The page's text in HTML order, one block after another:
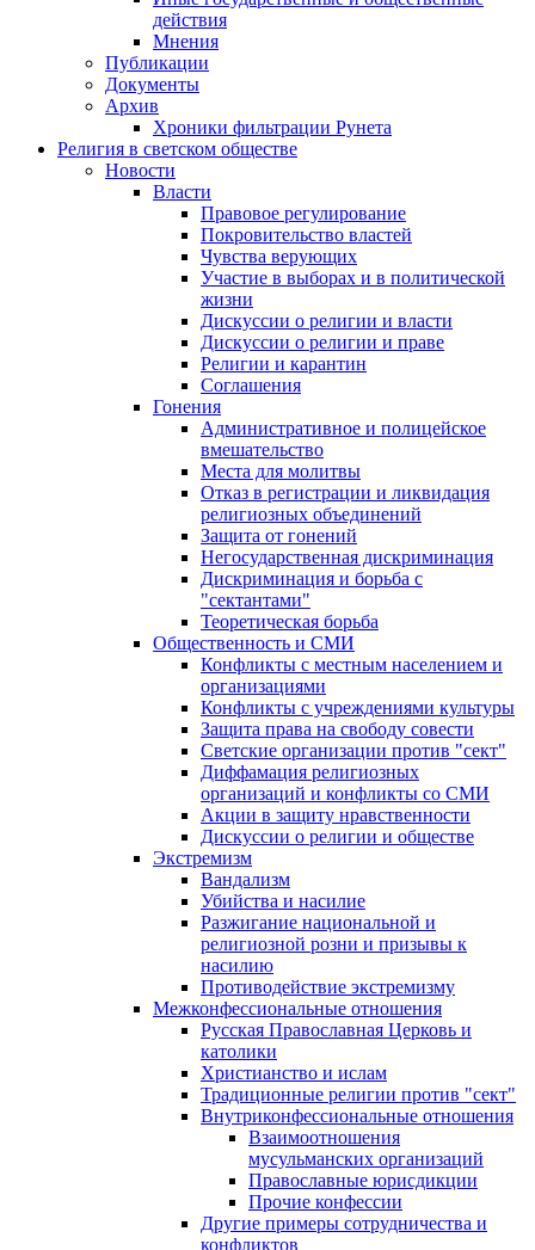
действия
Мнения
Публикации
Документы
Архив
Хроники фильтрации Рунета
Религия в светском обществе
Новости
Власти
Правовое регулирование
Покровительство властей
Чувства верующих
Участие в выборах и в политической
жизни
Дискуссии о религии и власти
Дискуссии о религии и праве
Религии и карантин
Соглашения
Гонения
Административное и полицейское
вмешательство
Места для молитвы
Отказ в регистрации и ликвидация
религиозных объединений
Защита от гонений
Негосударственная дискриминация
Дискриминация и борьба с
"сектантами"
Теоретическая борьба
Общественность и СМИ
Конфликты с местным населением и
организациями
Конфликты с учреждениями культуры
Защита права на свободу совести
Светские организации против "сект"
Диффамация религиозных
организаций и конфликты со СМИ
Акции в защиту нравственности
Дискуссии о религии и обществе
Экстремизм
Вандализм
Убийства и насилие
Разжигание национальной и
религиозной розни и призывы к
насилию
Противодействие экстремизму
Межконфессиональные отношения
Русская Православная Церковь и
католики
Христианство и ислам
Традиционные религии против "сект"
Внутриконфессиональные отношения
Взаимоотношения
мусульманских организаций
Православные юрисдикции
Прочие конфессии
Другие примеры сотрудничества и
конфликтов